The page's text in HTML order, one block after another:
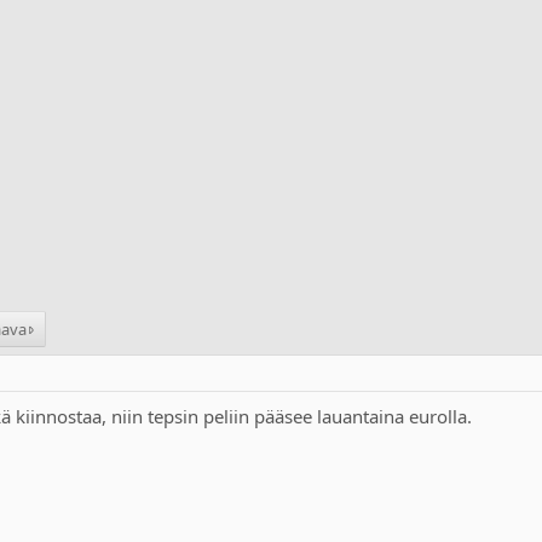
kiinnostaa, niin tepsin peliin pääsee lauantaina eurolla.